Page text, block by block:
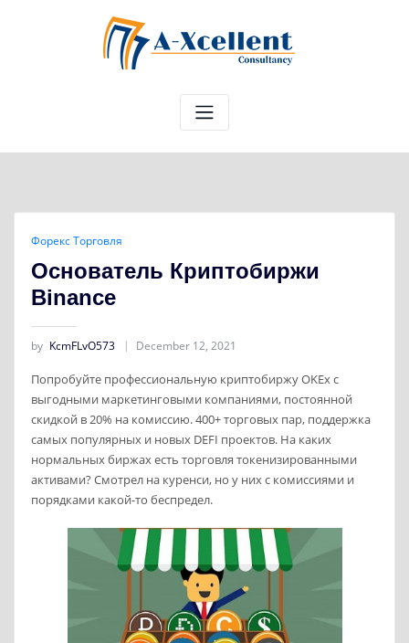
Форекс Торговля
Основатель Криптобиржи
Binance
by KcmFLvO573 December 12, 2021
Попробуйте профессиональную криптобиржу OKEx с
выгодными маркетинговыми компаниями, постоянной
скидкой в 20% на комиссию. 400+ торговых пар, поддержка
самых популярных и новых DEFI проектов. На каких
нормальных биржах есть торговля токенизированными
активами? Смотрел на куренси, но у них с комиссиями и
порядками какой-то беспредел.